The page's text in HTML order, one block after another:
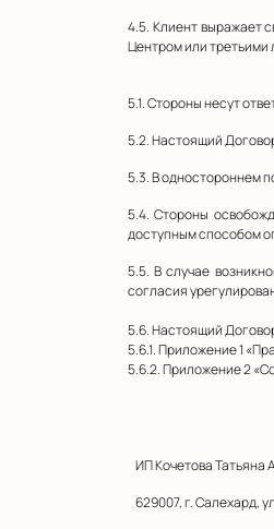
4.5. Клиент выражает
Центром или третьими
5.1. Стороны несут
5.2. Настоящий
5.3. В одностороннем
5.4. Стороны
доступным способом
5.5. В случае
согласия
5.6. Настоящий
5.6.1. Приложение 1
5.6.2. Приложение 2
ИП Кочетова Татьяна
629007, г. Салехард,